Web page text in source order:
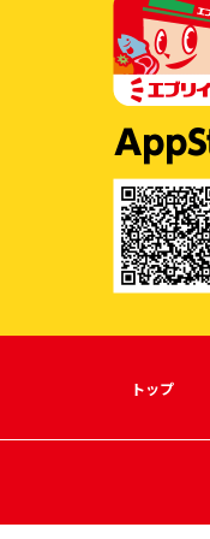
トップ